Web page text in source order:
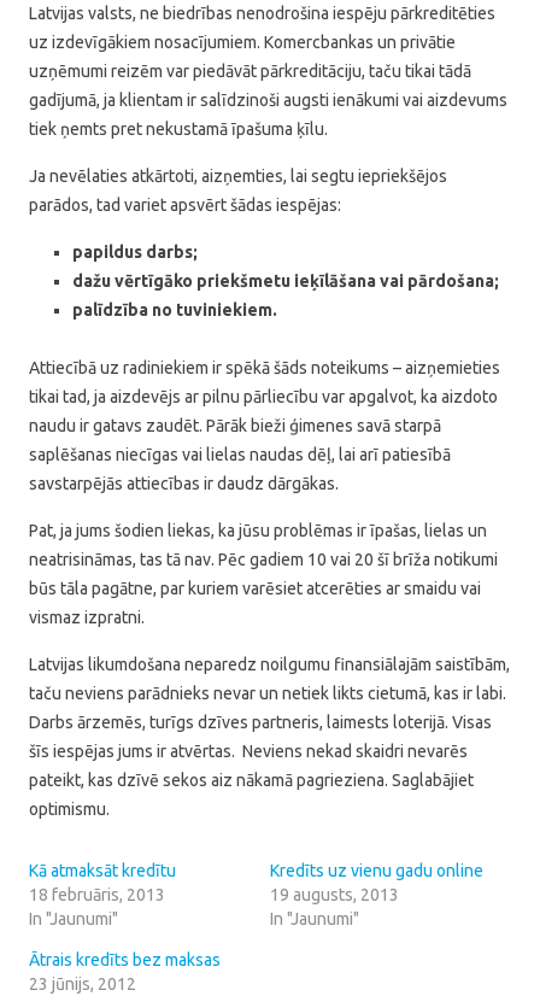
Latvijas valsts, ne biedrības nenodrošina iespēju pārkreditēties
uz izdevīgākiem nosacījumiem. Komercbankas un privātie
uzņēmumi reizēm var piedāvāt pārkreditāciju, taču tikai tādā
gadījumā, ja klientam ir salīdzinoši augsti ienākumi vai aizdevums
tiek ņemts pret nekustamā īpašuma ķīlu.
Ja nevēlaties atkārtoti, aizņemties, lai segtu iepriekšējos
parādos, tad variet apsvērt šādas iespējas:
papildus darbs;
dažu vērtīgāko priekšmetu ieķīlāšana vai pārdošana;
palīdzība no tuviniekiem.
Attiecībā uz radiniekiem ir spēkā šāds noteikums – aizņemieties
tikai tad, ja aizdevējs ar pilnu pārliecību var apgalvot, ka aizdoto
naudu ir gatavs zaudēt. Pārāk bieži ģimenes savā starpā
saplēšanas niecīgas vai lielas naudas dēļ, lai arī patiesībā
savstarpējās attiecības ir daudz dārgākas.
Pat, ja jums šodien liekas, ka jūsu problēmas ir īpašas, lielas un
neatrisināmas, tas tā nav. Pēc gadiem 10 vai 20 šī brīža notikumi
būs tāla pagātne, par kuriem varēsiet atcerēties ar smaidu vai
vismaz izpratni.
Latvijas likumdošana neparedz noilgumu finansiālajām saistībām,
taču neviens parādnieks nevar un netiek likts cietumā, kas ir labi.
Darbs ārzemēs, turīgs dzīves partneris, laimests loterijā. Visas
šīs iespējas jums ir atvērtas. Neviens nekad skaidri nevarēs
pateikt, kas dzīvē sekos aiz nākamā pagrieziena. Saglabājiet
optimismu.
Kā atmaksāt kredītu
18 februāris, 2013
In "Jaunumi"
Kredīts uz vienu gadu online
19 augusts, 2013
In "Jaunumi"
Ātrais kredīts bez maksas
23 jūnijs, 2012